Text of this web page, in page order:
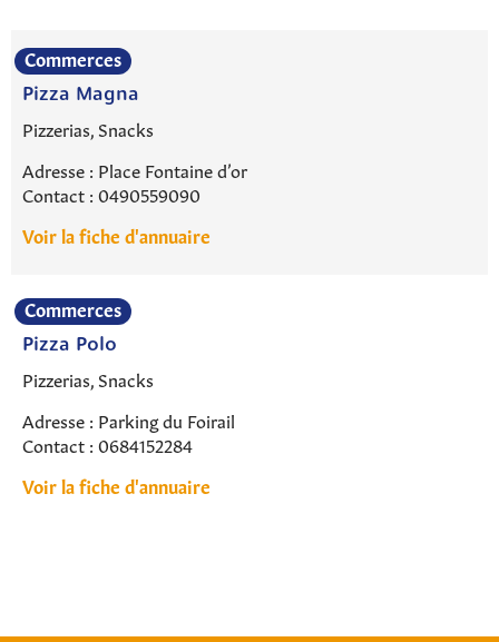
Commerces
Pizza Magna
Pizzerias, Snacks
Adresse : Place Fontaine d’or
Contact : 0490559090
Voir la fiche d'annuaire
Commerces
Pizza Polo
Pizzerias, Snacks
Adresse : Parking du Foirail
Contact : 0684152284
Voir la fiche d'annuaire